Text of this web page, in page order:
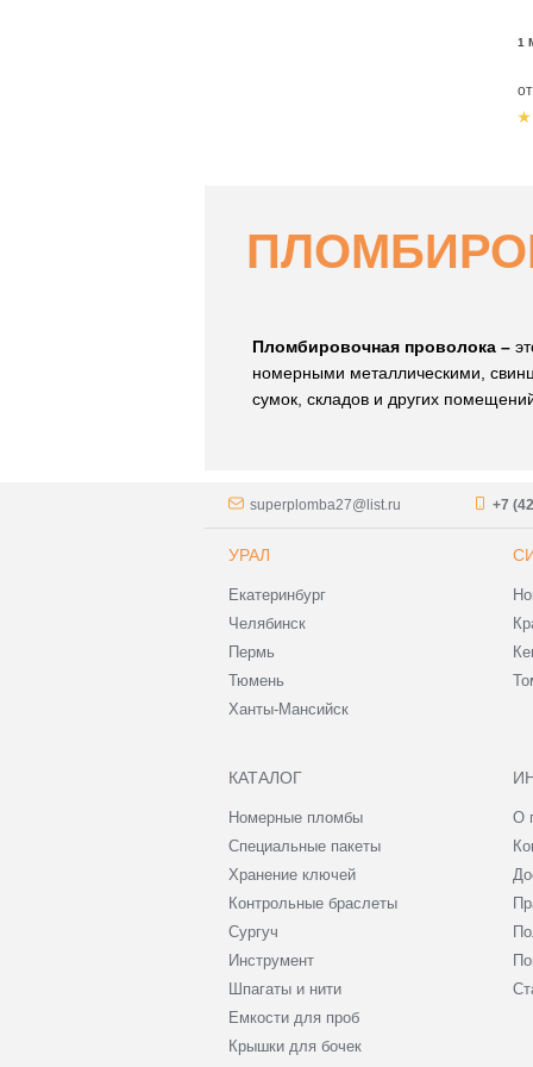
1
Пломбировочная проволока –
номерными металлическими,
сумок, складов и других
superplomba27@list.ru +7
УРАЛ
Екатеринбург
Челябинск
Пермь
Тюмень
Ханты-Мансийск
КАТАЛОГ
Номерные пломбы
Специальные пакеты
Хранение ключей
Контрольные браслеты
Сургуч
Инструмент
Шпагаты и нити
Емкости для проб
Крышки для бочек
О